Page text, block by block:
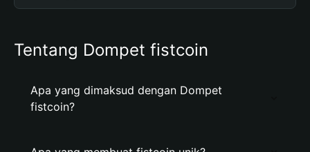
Tentang Dompet fistcoin
Apa yang dimaksud dengan Dompet
fistcoin?